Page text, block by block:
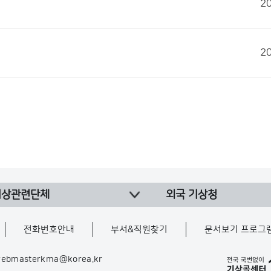
관련단체 외국 기상청
전화번호안내 부서&직원찾기 문서보기 프로그